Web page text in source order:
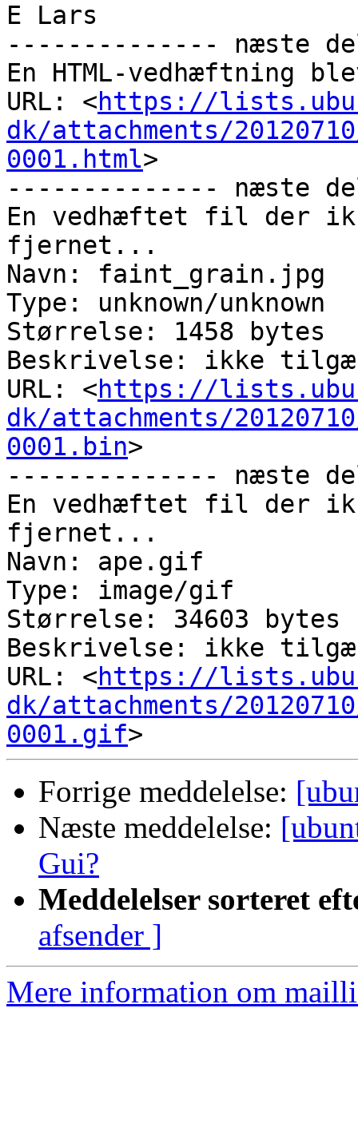
E Lars
-------------- næste
En HTML-vedhæftning
URL: <https://
dk/attachments/
0001.html>
-------------- næste
En vedhæftet fil der
fjernet...
Navn: faint_grain.jpg
Type: unknown/unknown
Størrelse: 1458 bytes
Beskrivelse: ikke
URL: <https://
dk/attachments/
0001.bin>
-------------- næste
En vedhæftet fil der
fjernet...
Navn: ape.gif
Type: image/gif
Størrelse: 34603 bytes
Beskrivelse: ikke
URL: <https://
dk/attachments/
0001.gif
Forrige meddelelse:
Næste meddelelse:
Gui?
Meddelelser sorteret
afsender ]
Mere information om